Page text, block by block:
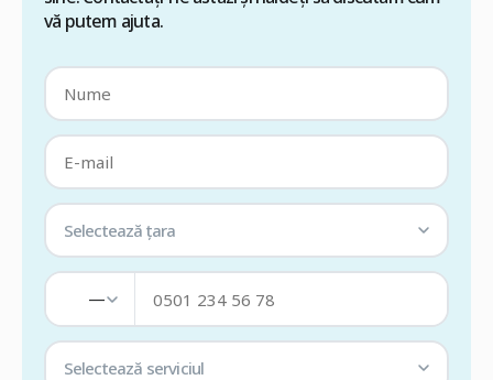
vă putem ajuta.
Selectează țara
—
Selectează serviciul